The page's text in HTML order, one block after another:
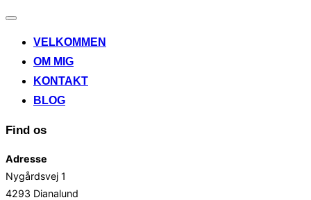
Slå
til/fraVELKOMMEN
OM MIG
KONTAKT
BLOG
Find os
Adresse
Nygårdsvej 1
4293 Dianalund